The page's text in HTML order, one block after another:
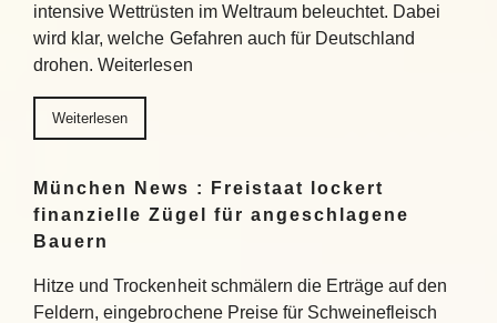
intensive Wettrüsten im Weltraum beleuchtet. Dabei
wird klar, welche Gefahren auch für Deutschland
drohen. Weiterlesen
Weiterlesen
München News : Freistaat lockert
finanzielle Zügel für angeschlagene
Bauern
Hitze und Trockenheit schmälern die Erträge auf den
Feldern, eingebrochene Preise für Schweinefleisch